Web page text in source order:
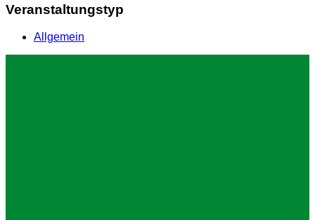
Veranstaltungstyp
Allgemein